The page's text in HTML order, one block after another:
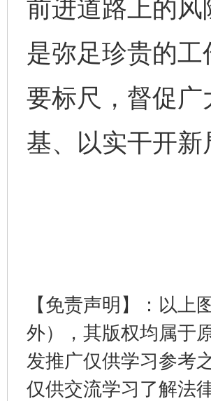
前进道路上的风
是弥足珍贵的
要标尺，督促
基、以实干开
【免责声明】：以
外），其版权均属于
发推广仅供学习参考
仅供交流学习了解法